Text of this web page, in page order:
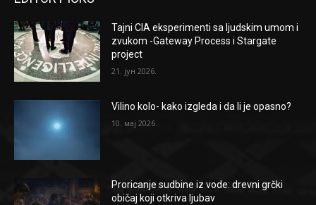
Tajni CIA eksperimenti sa ljudskim umom i
zvukom -Gateway Process i Stargate
project
21. јун 2026.
Vilino kolo- kako izgleda i da li je opasno?
10. мај 2026.
Proricanje sudbine iz vode: drevni grčki
običaj koji otkriva ljubav